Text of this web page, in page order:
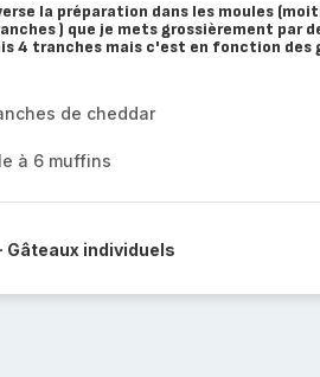
la préparation dans les moules
) que je mets grossièrement par
4 tranches mais c'est en fonction des
de cheddar
à 6 muffins
Gâteaux individuels